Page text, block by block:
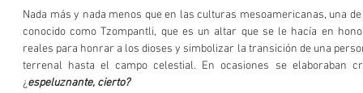
Nada más y nada menos que en las culturas mesoamericanas, una
conocido como Tzompantli, que es un altar que se le hacía en
reales para honrar a los dioses y simbolizar la transición de una
terrenal hasta el campo celestial. En ocasiones se elaboraban
¿espeluznante, cierto?